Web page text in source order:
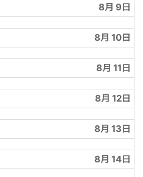
8月 9
8月 10
8月 11
8月 12
8月 13
8月 14